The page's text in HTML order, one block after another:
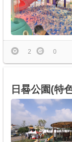
2 0
日晷公園(特